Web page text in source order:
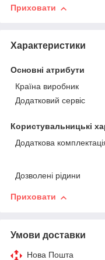
Приховати
Характеристики
Основні атрибути
Країна виробник
Додатковий сервіс
Користувальницькі
Додаткова
Дозволені рідини
Приховати
Умови доставки
Нова Пошта